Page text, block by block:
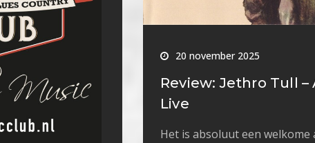
20 november 2025
Review: Jethro Tull
Live
Het is absoluut een welkome